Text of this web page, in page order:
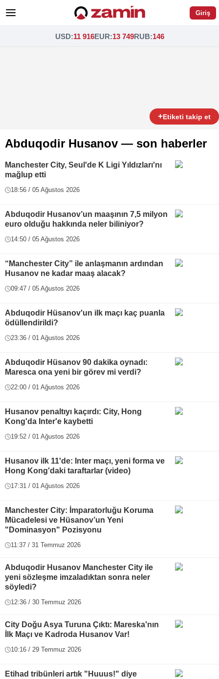
Giriş
USD:11 916EUR:13 749RUB:146
+Etiketi takip et
Abduqodir Husanov — son haberler
Manchester City, Seul'de K Ligi Yıldızları'nı
mağlup etti
18:56 / 05 Ağustos 2026
Abduqodir Husanov’un maaşının 7,5 milyon
euro olduğu hakkında neler biliniyor?
14:50 / 05 Ağustos 2026
“Manchester City” ile anlaşmanın ardından
Husanov ne kadar maaş alacak?
09:47 / 05 Ağustos 2026
Abduqodir Hüsanov'un ilk maçı kaç puanla
ödüllendirildi?
23:36 / 01 Ağustos 2026
Abduqodir Hüsanov 90 dakika oynadı:
Maresca ona yeni bir görev mi verdi?
22:00 / 01 Ağustos 2026
Husanov penaltıyı kaçırdı: City, Hong
Kong'da Inter'e kaybetti
19:52 / 01 Ağustos 2026
Husanov ilk 11'de: Inter maçı, yeni forma ve
Hong Kong'daki taraftarlar (video)
17:31 / 01 Ağustos 2026
Manchester City: İmparatorluğu Koruma
Mücadelesi ve Hüsanov’un Yeni
"Dominasyon" Pozisyonu
11:37 / 31 Temmuz 2026
Abduqodir Husanov Manchester City ile
yeni sözleşme imzaladıktan sonra neler
söyledi?
12:36 / 30 Temmuz 2026
City Doğu Asya Turuna Çıktı: Mareska'nın
İlk Maçı ve Kadroda Husanov Var!
10:16 / 29 Temmuz 2026
Etihad tribünleri artık "Huuus!" diye